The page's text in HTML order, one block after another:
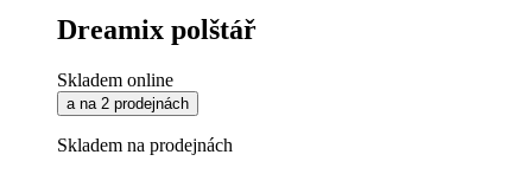
Dreamix polštář
Skladem online
a na 2 prodejnách
Skladem na prodejnách